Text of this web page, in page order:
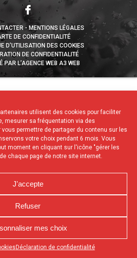
utilisent des cookies pour faciliter
mesurer sa fréquentation via des
permettre de partager du contenu sur les
votre choix pendant 6 mois. Vous
moment en cliquant sur l'icône "gérer les
chaque page de notre site internet.
J'accepte
Refuser
mes choix
Déclaration de confidentialité
en bas de votre
MENTIONS LÉGALES
DE CONFIDENTIALITÉ
D’UTILISATION DES COOKIES
DE CONFIDENTIALITÉ
PAR L’AGENCE WEB A3 WEB